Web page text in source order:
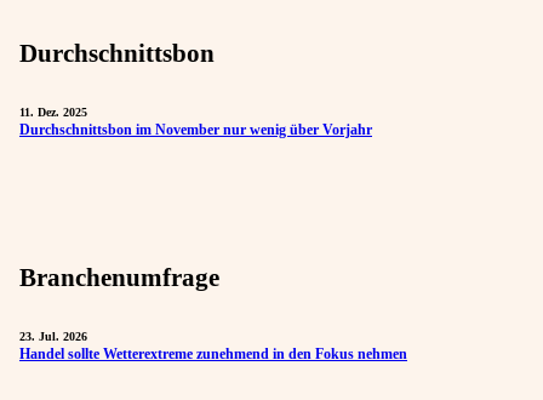
Durchschnittsbon
11. Dez. 2025
Durchschnittsbon im November nur wenig über Vorjahr
Branchenumfrage
23. Jul. 2026
Handel sollte Wetterextreme zunehmend in den Fokus nehmen